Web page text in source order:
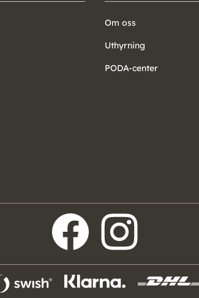
Om oss
Uthyrning
PODA-center